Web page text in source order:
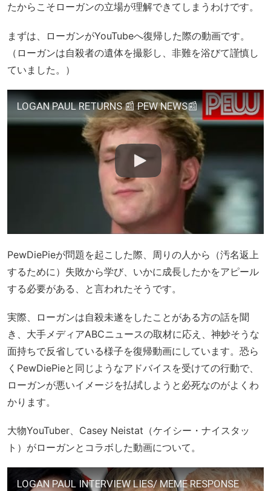
たからこそローガンの立場が理解できてしまうわけです。
まずは、ローガンがYouTubeへ復帰した際の動画です。
（ローガンは自殺者の遺体を撮影し、非難を浴びて謹慎し
ていました。）
LOGAN PAUL RETURNS 📰 PEW NEWS📰
PewDiePieが問題を起こした際、周りの人から（汚名返上
するために）失敗から学び、いかに成長したかをアピール
する必要がある、と言われたそうです。
実際、ローガンは自殺未遂をしたことがある方の話を聞
き、大手メディアABCニュースの取材に応え、神妙そうな
面持ちで反省している様子を復帰動画にしています。恐ら
くPewDiePieと同じようなアドバイスを受けての行動で、
ローガンが悪いイメージを払拭しようと必死なのがよくわ
かります。
大物YouTuber、Casey Neistat（ケイシー・ナイスタッ
ト）がローガンとコラボした動画について。
LOGAN PAUL INTERVIEW LIES/ MEME RESPONSE